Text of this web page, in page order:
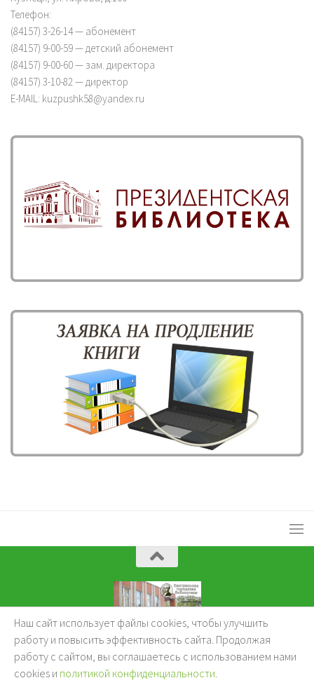
Телефон:
(84157) 3-26-14 — абонемент
(84157) 9-00-59 — детский абонемент
(84157) 9-00-60 — зам. директора
(84157) 3-10-82 — директор
E-MAIL: kuzpushk58@yandex.ru
KuzBibliok © 2026.
Наш сайт использует файлы cookies, чтобы улучшить
работу и повысить эффективность сайта. Продолжая
работу с сайтом, вы соглашаетесь с использованием нами
cookies и политикой конфиденциальности.